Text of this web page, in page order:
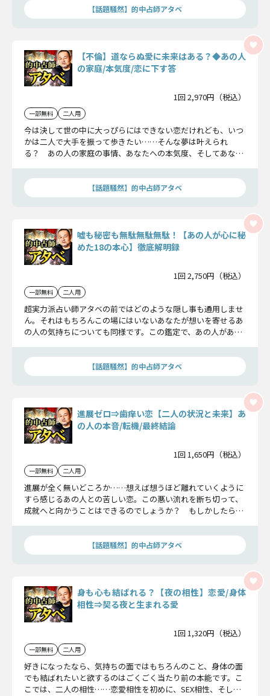
【話題騒然】的中占師アタベ
【不倫】道ならぬ愛に未来はある？◆あの人
の家庭/本気度/恋に下す答
1回 2,970円（税込）
一部無料 二人用
今は決して世の中に大っぴらにはできない恋だけれども、いつ
かは二人で大手を振って歩きたい……そんな夢は叶えられ
る？ あの人の家庭の事情、あなたへの本気度、そしてあなた
にお伝えします。
【話題騒然】的中占師アタベ
嘘も秘密も無駄無駄無駄！【あの人が心に秘
めた18の本心】徹底解明録
1回 2,750円（税込）
一部無料 二人用
超実力派占い師アタベの前ではどのような隠し事も通用しませ
ん。それはもちろんこの場にはいないあなたが想いを寄せるあ
の人の気持ちについても同様です。この鑑定で、あの人があな
ょう。
【話題騒然】的中占師アタベ
進展ゼロ⇒歯痒い恋【二人の状況と未来】あ
の人の本音/転機/最終結論
1回 1,650円（税込）
一部無料 二人用
進展が全く無いどころか……想えば想うほど離れていくように
すら感じるあの人との苦しい恋。この悪い流れを断ち切って、
成就へと向かうことはできるのでしょうか？ もしかしたら諦
えしましょう。
【話題騒然】的中占師アタベ
身も心も結ばれる？【夜の相性】恋愛/身体
相性⇒契る夜と生まれる愛
1回 1,320円（税込）
一部無料 二人用
好きになったなら、気持ちの面ではもちろんのこと、身体の面
でも結ばれたいと欲するのはごくごく当たり前の本能です。こ
こでは、二人の相性……恋愛相性を初めに、SEX相性、そして